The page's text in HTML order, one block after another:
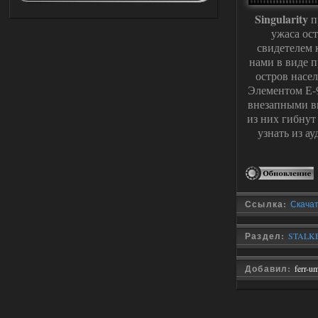
Singularity
ужаса
свидетелем
нами в виде
остров
Элементом Е-
внезапными
из них
узнать из
Ссылка:
Раздел:
Добавил: ferr-
Ответить ➤
03.08.2026